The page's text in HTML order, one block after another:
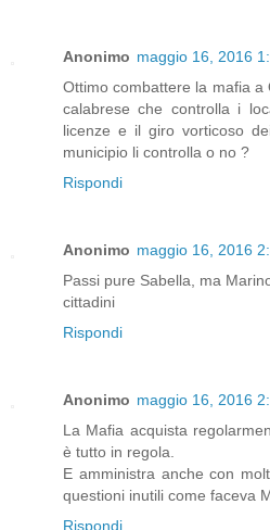
Anonimo maggio 16, 2016
Ottimo combattere la mafia
calabrese che controlla i
licenze e il giro vorticoso
municipio li controlla o no ?
Rispondi
Anonimo maggio 16, 2016
Passi pure Sabella, ma
cittadini
Rispondi
Anonimo maggio 16, 2016
La Mafia acquista
è tutto in regola.
E amministra anche con
questioni inutili come faceva
Rispondi